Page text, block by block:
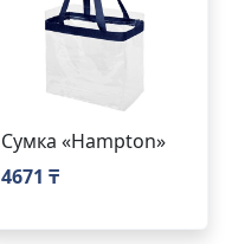
Сумка «Hampton»
4671 ₸